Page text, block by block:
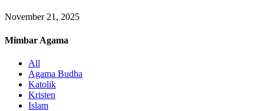
November 21, 2025
Mimbar Agama
All
Agama Budha
Katolik
Kristen
Islam